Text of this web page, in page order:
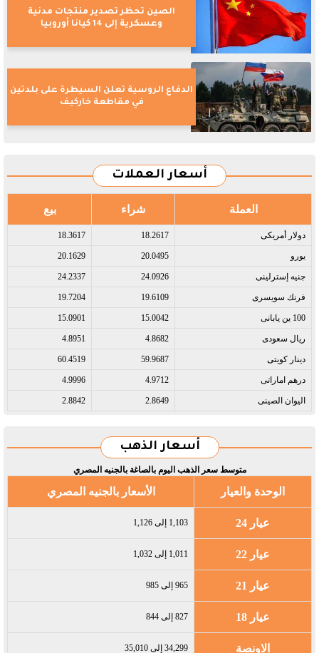
الصين تحظر تصدير منتجات مدنية
وعسكرية إلى 14 كيانا أوروبيا
الدفاع الروسية تعلن السيطرة على بلدتين
في مقاطعة خاركيف
أسعار العملات
العملة شراء بيع
دولار أمريكى​ 18.2617
18.3617
يورو​ 20.0495
20.1629
جنيه إسترلينى​ 24.0926
24.2337
فرنك سويسرى​ 19.6109
19.7204
100 ين يابانى​ 15.0042
15.0901
ريال سعودى​ 4.8682
4.8951
دينار كويتى​ 59.9687
60.4519
درهم اماراتى​ 4.9712
4.9996
اليوان الصينى​ 2.8649
2.8842
أسعار الذهب
متوسط سعر الذهب اليوم بالصاغة بالجنيه المصري
الوحدة والعيار الأسعار بالجنيه المصري
عيار 24 1,103 إلى 1,126
عيار 22 1,011 إلى 1,032
عيار 21 965 إلى 985
عيار 18 827 إلى 844
الاونصة 34,299 إلى 35,010